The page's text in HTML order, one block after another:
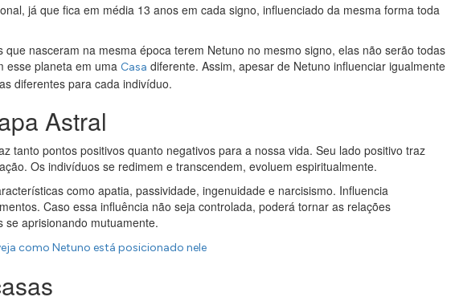
já que fica em média 13 anos em cada signo, influenciado da mesma forma toda
que nasceram na mesma época terem Netuno no mesmo signo, elas não serão todas
esse planeta em uma Casa diferente. Assim, apesar de Netuno influenciar igualmente
diferentes para cada indivíduo.
Astral
tanto pontos positivos quanto negativos para a nossa vida. Seu lado positivo traz
Os indivíduos se redimem e transcendem, evoluem espiritualmente.
como apatia, passividade, ingenuidade e narcisismo. Influencia
Caso essa influência não seja controlada, poderá tornar as relações
se aprisionando mutuamente.
como Netuno está posicionado nele